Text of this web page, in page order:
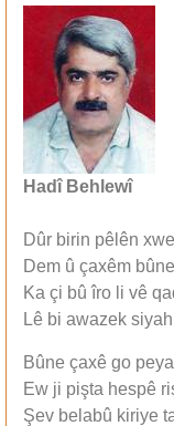
Hadî Behlewî
Dûr birin pêlên
Dem û çaxêm
Ka çi bû îro li vê
Lê bi awazek
Bûne çaxê go
Ew ji pişta hespê
Şev belabû kiriye